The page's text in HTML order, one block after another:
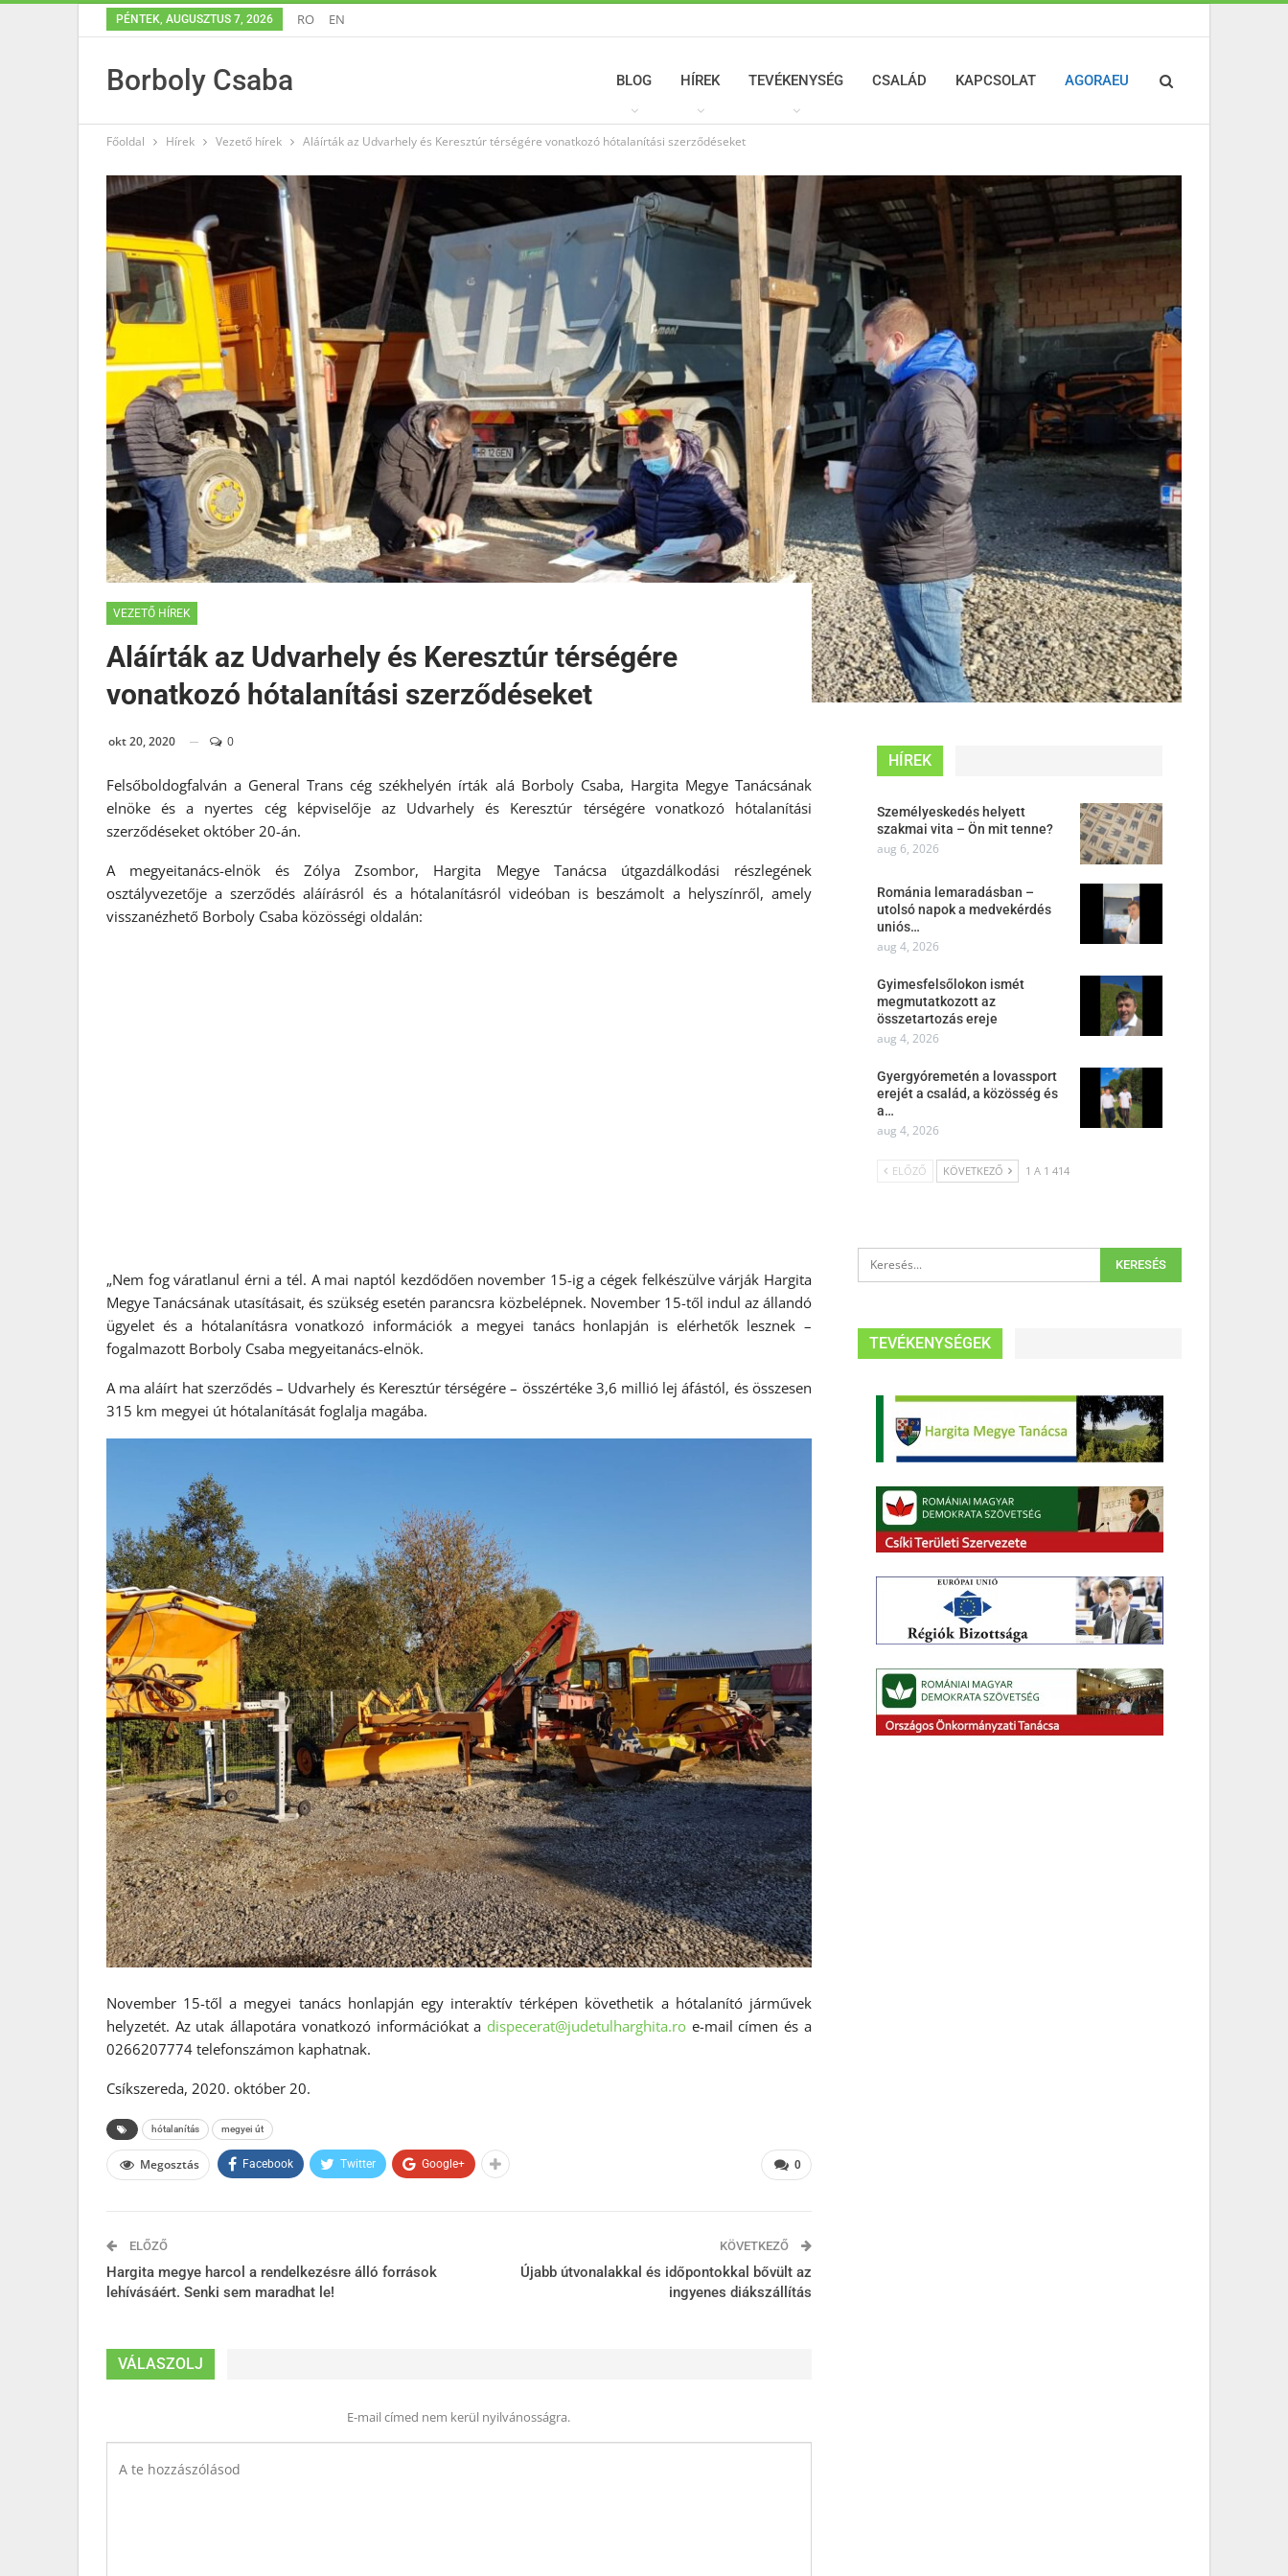
PÉNTEK, AUGUSZTUS 7, 2026 RO EN
Borboly Csaba BLOG HÍREK TEVÉKENYSÉG CSALÁD KAPCSOLAT AGORAEU
Főoldal Hírek Vezető hírek Aláírták az Udvarhely és Keresztúr térségére vonatkozó hótalanítási szerződéseket
VEZETŐ HÍREK
Aláírták az Udvarhely és Keresztúr térségére
vonatkozó hótalanítási szerződéseket
okt 20, 2020 0
Felsőboldogfalván a General Trans cég székhelyén írták alá Borboly Csaba, Hargita Megye Tanácsának
elnöke és a nyertes cég képviselője az Udvarhely és Keresztúr térségére vonatkozó hótalanítási
szerződéseket október 20-án.
A megyeitanács-elnök és Zólya Zsombor, Hargita Megye Tanácsa útgazdálkodási részlegének
osztályvezetője a szerződés aláírásról és a hótalanításról videóban is beszámolt a helyszínről, amely
visszanézhető Borboly Csaba közösségi oldalán:
„Nem fog váratlanul érni a tél. A mai naptól kezdődően november 15-ig a cégek felkészülve várják Hargita
Megye Tanácsának utasításait, és szükség esetén parancsra közbelépnek. November 15-től indul az állandó
ügyelet és a hótalanításra vonatkozó információk a megyei tanács honlapján is elérhetők lesznek –
fogalmazott Borboly Csaba megyeitanács-elnök.
A ma aláírt hat szerződés – Udvarhely és Keresztúr térségére – összértéke 3,6 millió lej áfástól, és összesen
315 km megyei út hótalanítását foglalja magába.
November 15-től a megyei tanács honlapján egy interaktív térképen követhetik a hótalanító járművek
helyzetét. Az utak állapotára vonatkozó információkat a dispecerat@judetulharghita.ro e-mail címen és a
0266207774 telefonszámon kaphatnak.
Csíkszereda, 2020. október 20.
hótalanítás megyei út
0
Megosztás Facebook Twitter Google+
ELŐZŐ
Hargita megye harcol a rendelkezésre álló források
lehívásáért. Senki sem maradhat le!
KÖVETKEZŐ
Újabb útvonalakkal és időpontokkal bővült az
ingyenes diákszállítás
VÁLASZOLJ
E-mail címed nem kerül nyilvánosságra.
HÍREK
Személyeskedés helyett
szakmai vita – Ön mit tenne?
aug 6, 2026
Románia lemaradásban –
utolsó napok a medvekérdés
uniós…
aug 4, 2026
Gyimesfelsőlokon ismét
megmutatkozott az
összetartozás ereje
aug 4, 2026
Gyergyóremetén a lovassport
erejét a család, a közösség és
a…
aug 4, 2026
ELŐZŐ KÖVETKEZŐ 1 A 1 414
TEVÉKENYSÉGEK